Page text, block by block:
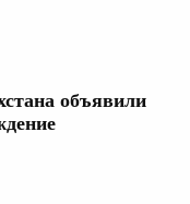
объявили